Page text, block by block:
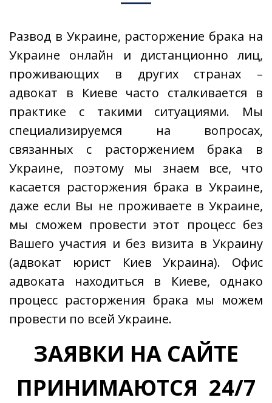
Развод в Украине, расторжение брака на
Украине онлайн и дистанционно лиц,
проживающих в других странах –
адвокат в Киеве часто сталкивается в
практике с такими ситуациями. Мы
специализируемся на вопросах,
связанных с расторжением брака в
Украине, поэтому мы знаем все, что
касается расторжения брака в Украине,
даже если Вы не проживаете в Украине,
мы сможем провести этот процесс без
Вашего участия и без визита в Украину
(адвокат юрист Киев Украина). Офис
адвоката находиться в Киеве, однако
процесс расторжения брака мы можем
провести по всей Украине.
ЗАЯВКИ НА САЙТЕ
ПРИНИМАЮТСЯ 24/7